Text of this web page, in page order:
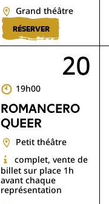
Grand théâtre
RÉSERVER
20
19h00
ROMANCERO
QUEER
Petit théâtre
complet, vente de
billet sur place 1h
avant chaque
représentation